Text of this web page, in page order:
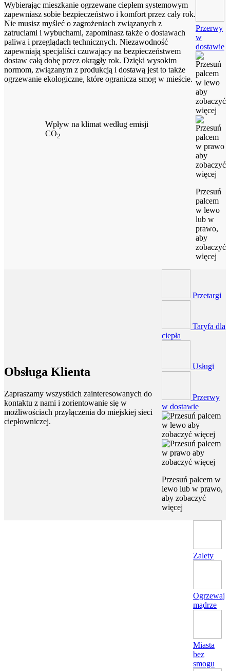
Wybierając mieszkanie ogrzewane ciepłem systemowym
zapewniasz sobie bezpieczeństwo i komfort przez cały rok.
Nie musisz myśleć o zagrożeniach związanych z
zatruciami i wybuchami, zapominasz także o dostawach
paliwa i przeglądach technicznych. Niezawodność
zapewniają specjaliści czuwający na bezpieczeństwem
dostaw całą dobę przez okrągły rok. Dzięki wysokim
normom, związanym z produkcją i dostawą jest to także
ogrzewanie ekologiczne, które ogranicza smog w mieście.
Wpływ na klimat według emisji
CO2
Przerwy
w
dostawie
Przesuń
palcem
w lewo
lub w
prawo,
aby
zobaczyć
więcej
Obsługa Klienta
Zapraszamy wszystkich zainteresowanych do
kontaktu z nami i zorientowanie się w
możliwościach przyłączenia do miejskiej sieci
ciepłowniczej.
Przetargi
Taryfa dla
ciepła
Usługi
Przerwy
w dostawie
Przesuń palcem w
lewo lub w prawo,
aby zobaczyć
więcej
Zalety
Ogrzewaj
mądrze
Miasta
bez
smogu